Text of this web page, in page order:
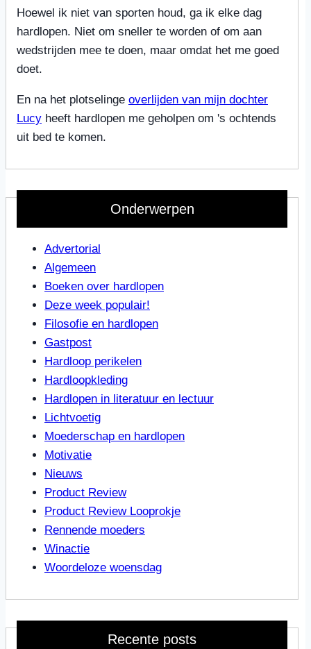
Hoewel ik niet van sporten houd, ga ik elke dag
hardlopen. Niet om sneller te worden of om aan
wedstrijden mee te doen, maar omdat het me goed
doet.
En na het plotselinge overlijden van mijn dochter
Lucy heeft hardlopen me geholpen om 's ochtends
uit bed te komen.
Onderwerpen
Advertorial
Algemeen
Boeken over hardlopen
Deze week populair!
Filosofie en hardlopen
Gastpost
Hardloop perikelen
Hardloopkleding
Hardlopen in literatuur en lectuur
Lichtvoetig
Moederschap en hardlopen
Motivatie
Nieuws
Product Review
Product Review Looprokje
Rennende moeders
Winactie
Woordeloze woensdag
Recente posts